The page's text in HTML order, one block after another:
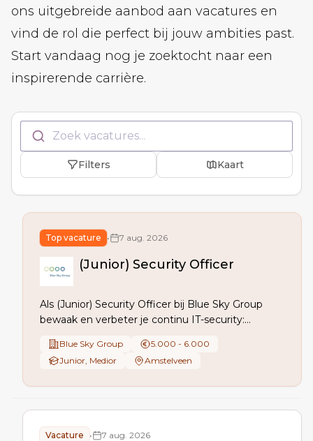
ons uitgebreide aanbod aan vacatures en
vind de rol die perfect bij jouw ambities past.
Start vandaag nog je zoektocht naar een
inspirerende carrière.
Zoek vacatures...
Filters Kaart
Top vacature • 7 aug. 2026
(Junior) Security Officer
Als (Junior) Security Officer bij Blue Sky Group
bewaak en verbeter je continu IT-security:
audits/pentesten, incidentafhandeling, security
awareness, advies bij wijzigingen en projecten, en
Blue Sky Group
5.000 - 6.000
Junior, Medior
Amstelveen
Vacature • 7 aug. 2026